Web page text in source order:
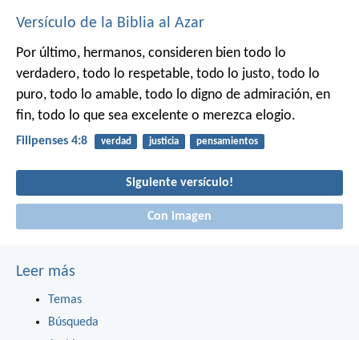
Versículo de la Biblia al Azar
Por último, hermanos, consideren bien todo lo
verdadero, todo lo respetable, todo lo justo, todo lo
puro, todo lo amable, todo lo digno de admiración, en
fin, todo lo que sea excelente o merezca elogio.
Filipenses 4:8 verdad justicia pensamientos
Siguiente versículo!
Con imagen
Leer más
Temas
Búsqueda